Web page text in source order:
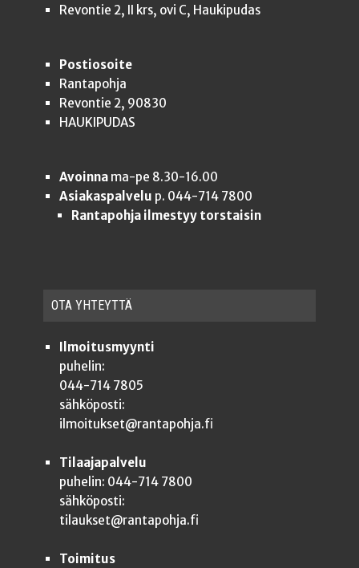
Revontie 2, II krs, ovi C, Haukipudas
Postiosoite
Rantapohja
Revontie 2, 90830
HAUKIPUDAS
Avoinnama-pe 8.30-16.00
Asiakaspalvelu p. 044-714 7800
Rantapohja ilmestyy torstaisin
OTA YHTEYT­TÄ
Ilmoitusmyynti
puhelin:
044-714 7805
sähköposti:
ilmoitukset@rantapohja.fi
Tilaajapalvelu
puhelin: 044-714 7800
sähköposti:
tilaukset@rantapohja.fi
Toimitus